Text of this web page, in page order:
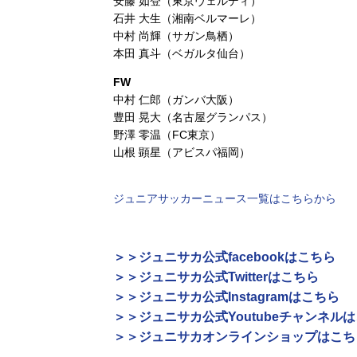
石井 大生（湘南ベルマーレ）
中村 尚輝（サガン鳥栖）
本田 真斗（ベガルタ仙台）
FW
中村 仁郎（ガンバ大阪）
豊田 晃大（名古屋グランパス）
野澤 零温（FC東京）
山根 顕星（アビスパ福岡）
ジュニアサッカーニュース一覧はこちらから
＞＞ジュニサカ公式facebookはこちら
＞＞ジュニサカ公式Twitterはこちら
＞＞ジュニサカ公式Instagramはこちら
＞＞ジュニサカ公式Youtubeチャンネルは
＞＞ジュニサカオンラインショップはこち